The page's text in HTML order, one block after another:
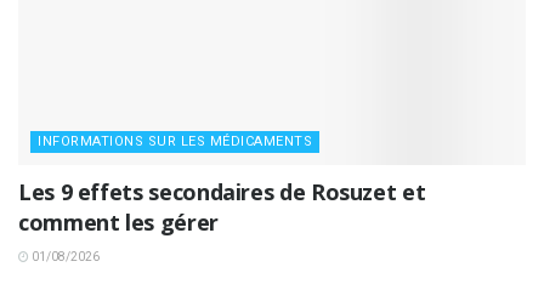
INFORMATIONS SUR LES MÉDICAMENTS
Les 9 effets secondaires de Rosuzet et
comment les gérer
01/08/2026